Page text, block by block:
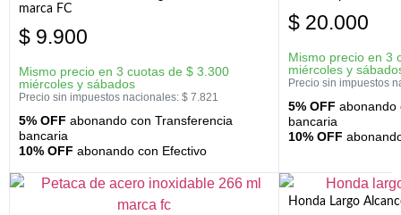
marca FC
$ 9.900
Mismo precio en 3 cuotas de $ 3.300
miércoles y sábados
Precio sin impuestos nacionales: $ 7.821
5% OFF abonando con Transferencia
bancaria
10% OFF abonando con Efectivo
$ 20.000
Mismo precio en 3
miércoles y
Precio sin impuestos
5% OFF abonando
bancaria
10% OFF
Honda Largo